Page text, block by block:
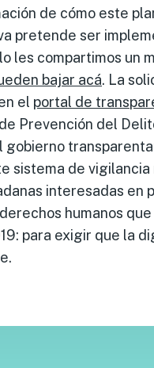
de cómo este
pretende ser
les compartimos un
bajar acá. La
el portal de
Prevención del
gobierno
sistema de vigilancia
interesadas en
humanos
para exigir que la